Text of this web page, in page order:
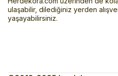
ulaşabilir, dilediğiniz yerden
yaşayabilirsiniz.